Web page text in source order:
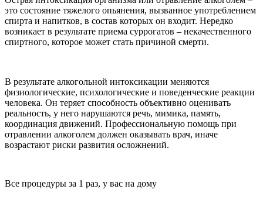
это состояние тяжелого опьянения, вызванное употреблением
спирта и напитков, в состав которых он входит. Нередко
возникает в результате приема суррогатов – некачественного
спиртного, которое может стать причиной смерти.
В результате алкогольной интоксикации меняются
физиологические, психологические и поведенческие реакции
человека. Он теряет способность объективно оценивать
реальность, у него нарушаются речь, мимика, память,
координация движений. Профессиональную помощь при
отравлении алкоголем должен оказывать врач, иначе
возрастают риски развития осложнений.
Все процедуры за 1 раз, у вас на дому